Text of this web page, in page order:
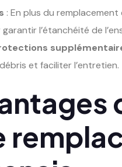
: En plus du
l’étanchéité de
et faciliter l’entretien.